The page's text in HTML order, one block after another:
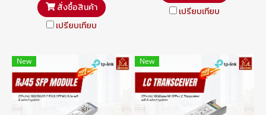
สั่งซื้อสินค้า
เปรียบเทียบ
เปรียบเทียบ
New New